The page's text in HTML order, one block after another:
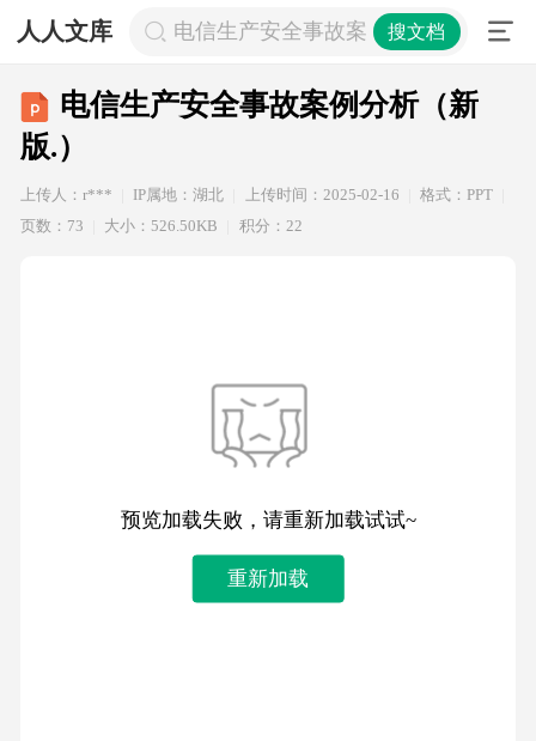
人人文库 电信生产安全事故案例分析（新版.）
搜文档
电信生产安全事故案例分析（新
版.）
上传人：r*** IP属地：湖北 上传时间：2025-02-16
格式：PPT
页数：73
大小：526.50KB 积分：22
预览加载失败，请重新加载试试~
重新加载